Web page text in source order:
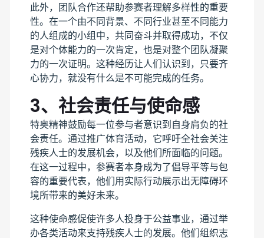
此外，团队合作还帮助参赛者理解多样性的重要
性。在一个由不同背景、不同行业甚至不同能力
的人组成的小组中，共同奋斗并取得成功，不仅
是对个体能力的一次肯定，也是对整个团队凝聚
力的一次证明。这种经历让人们认识到，只要齐
心协力，就没有什么是不可能完成的任务。
3、社会责任与使命感
特奥精神鼓励每一位参与者意识到自身肩负的社
会责任。通过推广体育活动，它呼吁全社会关注
残疾人士的发展机会，以及他们所面临的问题。
在这一过程中，参赛者本身成为了倡导平等与包
容的重要代表，他们用实际行动展示出无障碍环
境所带来的美好未来。
这种使命感促使许多人投身于公益事业，通过举
办各类活动来支持残疾人士的发展。他们组织志